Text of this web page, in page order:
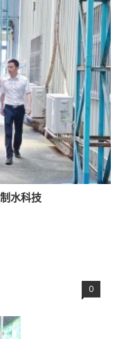
水科技
0